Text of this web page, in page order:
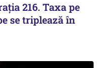
216. Taxa pe
se triplează în